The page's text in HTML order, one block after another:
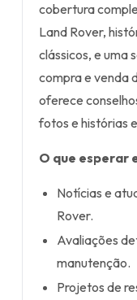
cobertura
Land Rover,
clássicos, e uma
compra e venda
oferece
fotos e histórias
O que esperar
Notícias e
Rover.
Avaliações
manutenção.
Projetos de